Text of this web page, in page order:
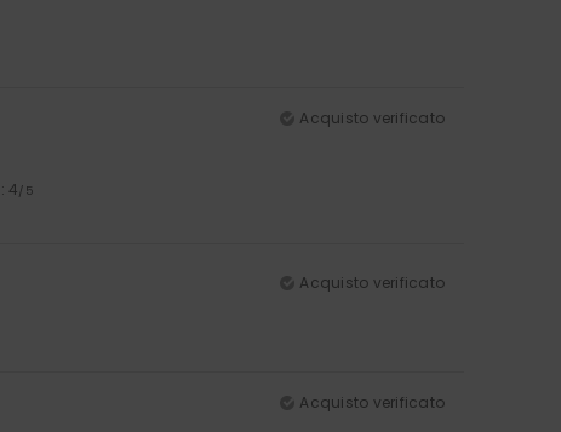
Acquisto verificato
: 4/5
Acquisto verificato
Acquisto verificato